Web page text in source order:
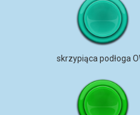
skrzypiąca podłoga